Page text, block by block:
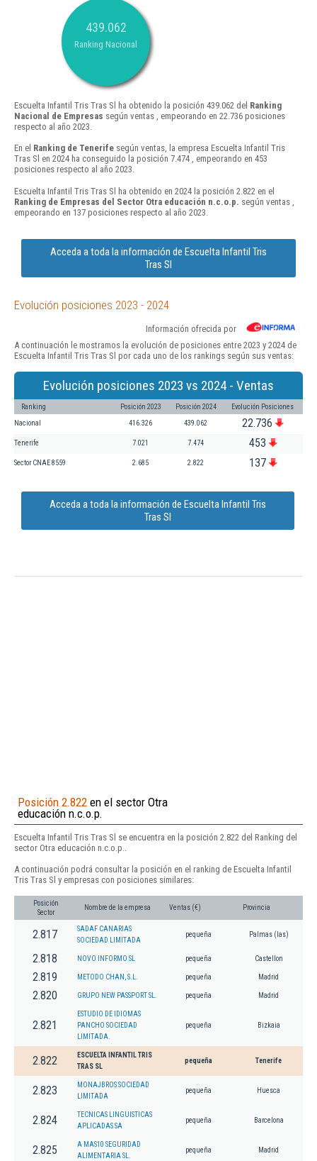
439.062
Ranking Nacional
Escuelta Infantil Tris Tras Sl ha obtenido la posición 439.062 del Ranking
Nacional de Empresas según ventas , empeorando en 22.736 posiciones
respecto al año 2023.
En el Ranking de Tenerife según ventas, la empresa Escuelta Infantil Tris
Tras Sl en 2024 ha conseguido la posición 7.474 , empeorando en 453
posiciones respecto al año 2023.
Escuelta Infantil Tris Tras Sl ha obtenido en 2024 la posición 2.822 en el
Ranking de Empresas del Sector Otra educación n.c.o.p. según ventas ,
empeorando en 137 posiciones respecto al año 2023.
Acceda a toda la información de Escuelta Infantil Tris
Tras Sl
Evolución posiciones 2023 - 2024
Información ofrecida por
A continuación le mostramos la evolución de posiciones entre 2023 y 2024 de
Escuelta Infantil Tris Tras Sl por cada uno de los rankings según sus ventas:
Evolución posiciones 2023 vs 2024 - Ventas
Ranking Posición 2023 Posición 2024 Evolución Posiciones
Nacional 416.326 439.062 22.736
Tenerife 7.021 7.474 453
Sector CNAE 8559 2.685 2.822 137
Acceda a toda la información de Escuelta Infantil Tris
Tras Sl
Posición 2.822 en el sector Otra
educación n.c.o.p.
Escuelta Infantil Tris Tras Sl se encuentra en la posición 2.822 del Ranking del
sector Otra educación n.c.o.p..
A continuación podrá consultar la posición en el ranking de Escuelta Infantil
Tris Tras Sl y empresas con posiciones similares:
Posición
Sector
Nombre de la empresa Ventas (€) Provincia
2.817
SADAF CANARIAS
SOCIEDAD LIMITADA
pequeña Palmas (las)
2.818 NOVO INFORMO SL pequeña Castellon
2.819 METODO CHAN, S.L. pequeña Madrid
2.820 GRUPO NEW PASSPORT SL. pequeña Madrid
2.821
ESTUDIO DE IDIOMAS
PANCHO SOCIEDAD
LIMITADA.
pequeña Bizkaia
2.822
ESCUELTA INFANTIL TRIS
TRAS SL
pequeña Tenerife
2.823
MONAJBROS SOCIEDAD
LIMITADA
pequeña Huesca
2.824
TECNICAS LINGUISTICAS
APLICADAS SA
pequeña Barcelona
2.825
A MAS10 SEGURIDAD
ALIMENTARIA SL.
pequeña Madrid